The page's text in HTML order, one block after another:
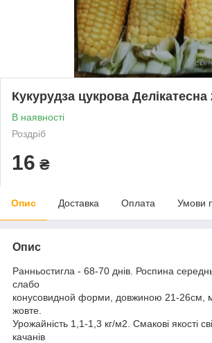
Кукурудза цукрова Делікатесна
В наявності
Роздріб
16 ₴
Опис Доставка Оплата Умови
Опис
Ранньостигла - 68-70 днів. Роспина
слабо
конусовидной форми, довжиною 21-26см,
жовте.
Урожайність 1,1-1,3 кг/м2. Смакові якості
качанів